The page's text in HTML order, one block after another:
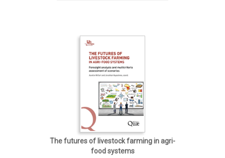
The futures of livestock farming in agri-
food systems